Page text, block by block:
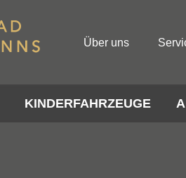
Über uns
KINDERFAHRZEUGE